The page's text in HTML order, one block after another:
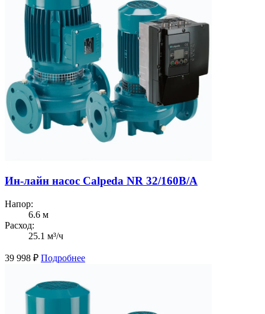
Ин-лайн насос Calpeda NR 32/160B/A
Напор:
6.6 м
Расход:
25.1 м³/ч
39 998 ₽ Подробнее